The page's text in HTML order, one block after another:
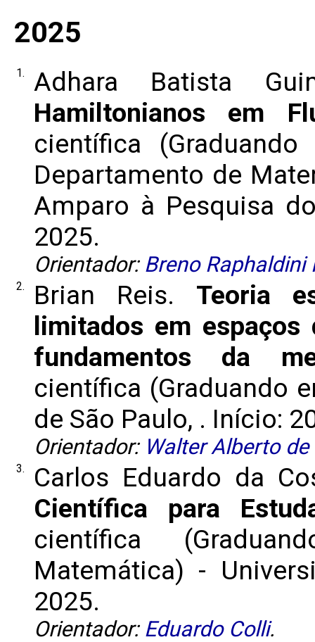
2025
1.
Adhara Batista
Hamiltonianos em
científica
Departamento de
Amparo à Pesquisa
2025.
Orientador: Breno Raphaldini
2. Brian Reis. Teoria
limitados em
fundamentos da
científica (Graduando
de São Paulo, . Início:
Orientador: Walter Alberto
3.
Carlos Eduardo da
Científica para
científica
Matemática) -
2025.
Orientador: Eduardo Colli.